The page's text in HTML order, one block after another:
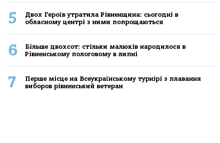
5
Двох Героїв утратила Рівненщина: сьогодні в
обласному центрі з ними попрощаються
6
Більше двохсот: стільки малюків народилося в
Рівненському пологовому в липні
7
Перше місце на Всеукраїнському турнірі з плавання
виборов рівненський ветеран